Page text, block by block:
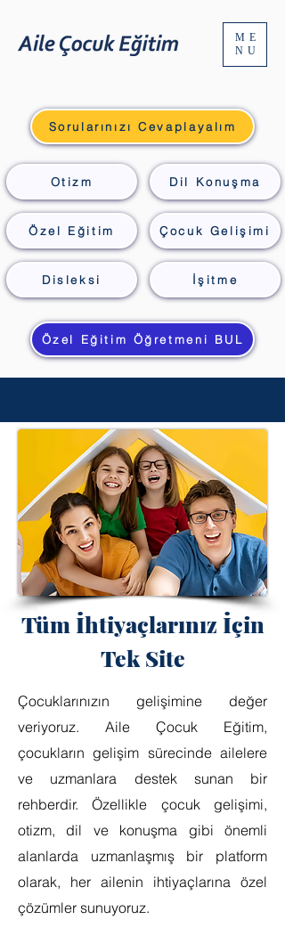
ME
NU
Özel Eğitim Öğretmeni BUL
Sorularınızı Cevaplayalım
Dil Konuşma
Özel Eğitim
Disleksi İşitme
Çocuk Gelişimi
Otizm
Tüm İhtiyaçlarınız İçin
Tek Site
Çocuklarınızın gelişimine değer
veriyoruz. Aile Çocuk Eğitim,
çocukların gelişim sürecinde ailelere
ve uzmanlara destek sunan bir
rehberdir. Özellikle çocuk gelişimi,
otizm, dil ve konuşma gibi önemli
alanlarda uzmanlaşmış bir platform
olarak, her ailenin ihtiyaçlarına özel
çözümler sunuyoruz.